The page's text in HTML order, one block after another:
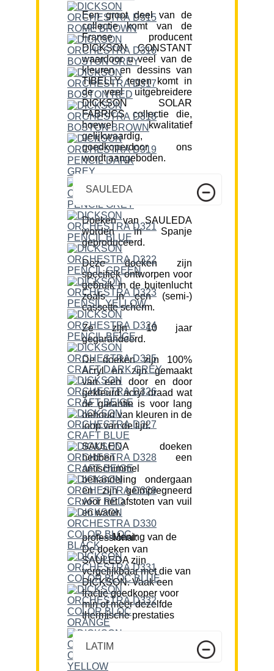
Een groot deel van de
collectie komt van de
Franse producent
DICKSON CONSTANT
waardoor u veel van de
kleuren en dessins van
TIBELLY tegen komt in
de veel uitgebreidere
DICKSON SOLAR
FABRICS collectie die,
hoewel kwalitatief
gelijkwaardig,
goedkoperdoor ons
wordt aangeboden.
SAULEDA
Doeken van SAULEDA
worden in Spanje
geproduceerd.
Deze doeken zijn
specifiek ontworpen voor
gebruik in de buitenlucht
zoals in een (semi-)
cassette scherm.
Ze zijn 10 jaar
gegarandeerd.
De doeken zijn 100%
Acryl en zijn gemaakt
van een door en door
gekleurd acryl draad wat
de garantie is voor lang
behoud van kleuren in de
loop van de tijd.
SAULEDA doeken
hebben een
antischimmel
behandeling ondergaan
en zijn geïmpregneerd
voor het afstoten van vuil
en water.
Mening van de professional:
De doeken van
SAULEDA zijn
vergelijkbaar met die van
DICKSON. Vaak een
fractie goedkoper voor
min of meer dezelfde
thermische prestaties
LATIM